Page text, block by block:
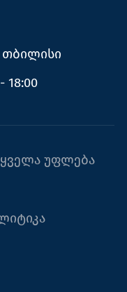
თბილისი
18:00
ყველა უფლება